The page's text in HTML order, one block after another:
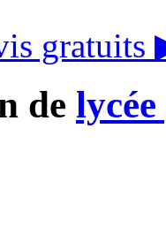
gratuits
de